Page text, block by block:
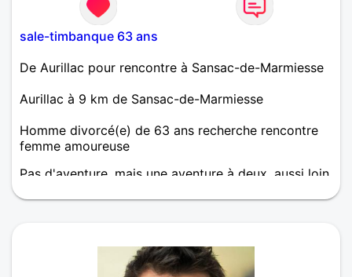
sale-timbanque 63 ans
De Aurillac pour rencontre à Sansac-de-Marmiesse
Aurillac à 9 km de Sansac-de-Marmiesse
Homme divorcé(e) de 63 ans recherche rencontre
femme amoureuse
Pas d'aventure, mais une aventure à deux, aussi loin